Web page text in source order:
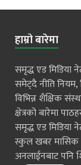
हाम्रो बारेमा
समृद्ध एड मिडिया
समेट्दै नीति
विभिन्न शैक्षिक
क्षेत्रको बारेमा
समृद्ध एड मिडिया
स्कुल खबर मासिक
अनलाईनबाट पनि